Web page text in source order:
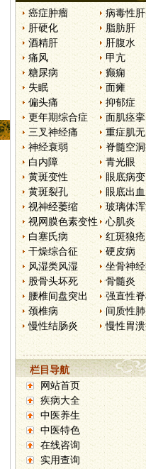
癌症肿瘤
病毒性
肝硬化
脂肪肝
酒精肝
肝腹水
痛风
甲亢
糖尿病
癫痫
失眠
面瘫
偏头痛
抑郁症
更年期综合症
面肌痉挛
三叉神经痛
重症肌
神经衰弱
脊髓空
白内障
青光眼
黄斑变性
眼底病变
黄斑裂孔
眼底出血
视神经萎缩
玻璃体
视网膜色素变性
心肌炎
白塞氏病
红斑狼疮
干燥综合征
硬皮病
风湿类风湿
坐骨神
股骨头坏死
骨髓炎
腰椎间盘突出
强直性
颈椎病
间质性
慢性结肠炎
慢性胃
栏目导航
网站首页
疾病大全
中医养生
中医特色
在线咨询
实用查询